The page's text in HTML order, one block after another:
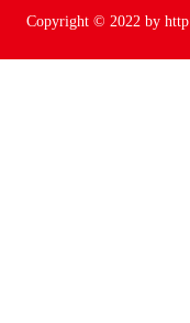
Copyright © 2022 by